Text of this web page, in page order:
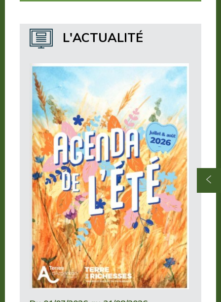
Où dormir ?
L'ACTUALITÉ